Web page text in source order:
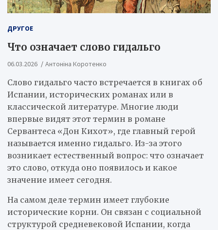
ДРУГОЕ
Что означает слово гидальго
06.03.2026 Антоніна Коротенко
Слово гидальго часто встречается в книгах об
Испании, исторических романах или в
классической литературе. Многие люди
впервые видят этот термин в романе
Сервантеса «Дон Кихот», где главный герой
называется именно гидальго. Из-за этого
возникает естественный вопрос: что означает
это слово, откуда оно появилось и какое
значение имеет сегодня.
На самом деле термин имеет глубокие
исторические корни. Он связан с социальной
структурой средневековой Испании, когда